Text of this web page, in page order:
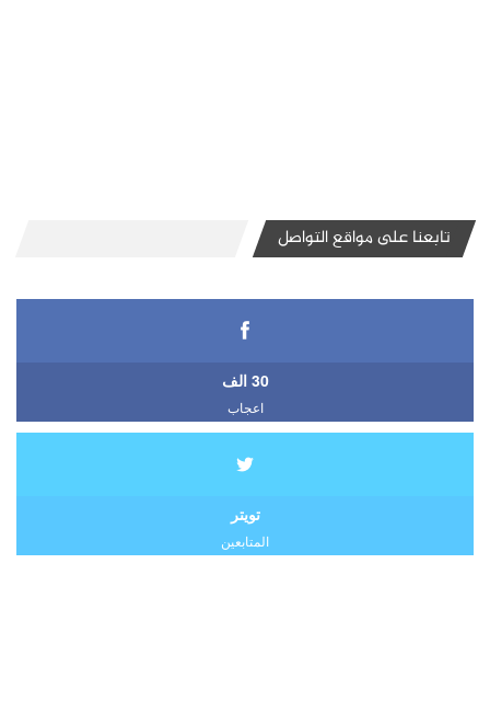
تابعنا على مواقع التواصل
30 الف
اعجاب
تويتر
المتابعين